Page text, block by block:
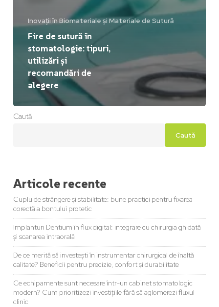
Inovații în Biomateriale și Materiale de Sutură
Fire de sutură în
stomatologie: tipuri,
utilizări și
recomandări de
alegere
Caută
Caută
Articole recente
Cuplu de strângere și stabilitate: bune practici pentru fixarea
corectă a bontului protetic
Implanturi Dentium în flux digital: integrare cu chirurgia ghidată
și scanarea intraorală
De ce merită să investești în instrumentar chirurgical de înaltă
calitate? Beneficii pentru precizie, confort și durabilitate
Ce echipamente sunt necesare într-un cabinet stomatologic
modern? Cum prioritizezi investițiile fără să aglomerezi fluxul
clinic